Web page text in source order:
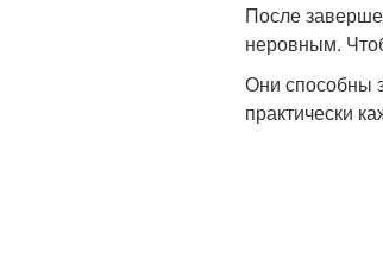
После
неровным.
Они способны
практически